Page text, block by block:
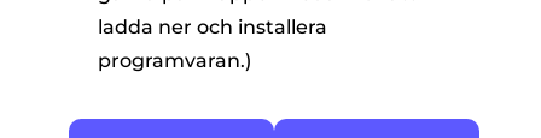
ladda ner och installera
programvaran.)